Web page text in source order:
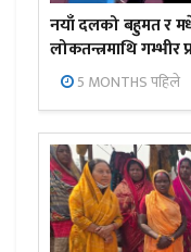
नयाँ दलको बहुमत र
लोकतन्त्रमाथि गम्भीर
5 MONTHS पहिले